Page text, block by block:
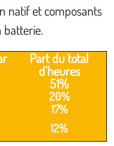
natif et composants
batterie.
Part du total
d’heures
51%
20%
17%
12%